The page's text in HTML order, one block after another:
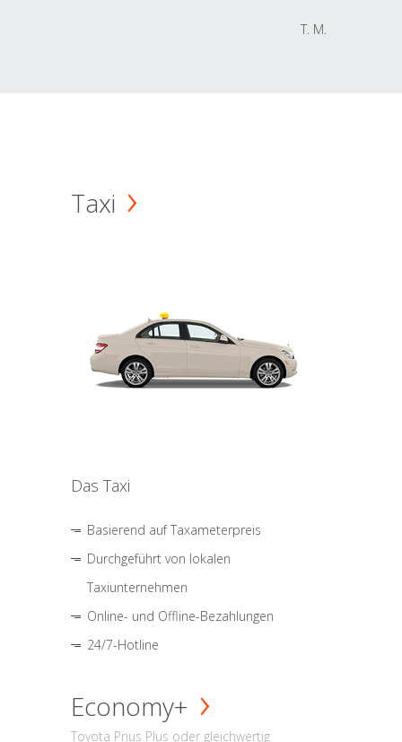
T. M.
Taxi
Das Taxi
Basierend auf Taxameterpreis
Durchgeführt von lokalen
Taxiunternehmen
Online- und Offline-Bezahlungen
24/7-Hotline
Economy+
Toyota Prius Plus oder gleichwertig